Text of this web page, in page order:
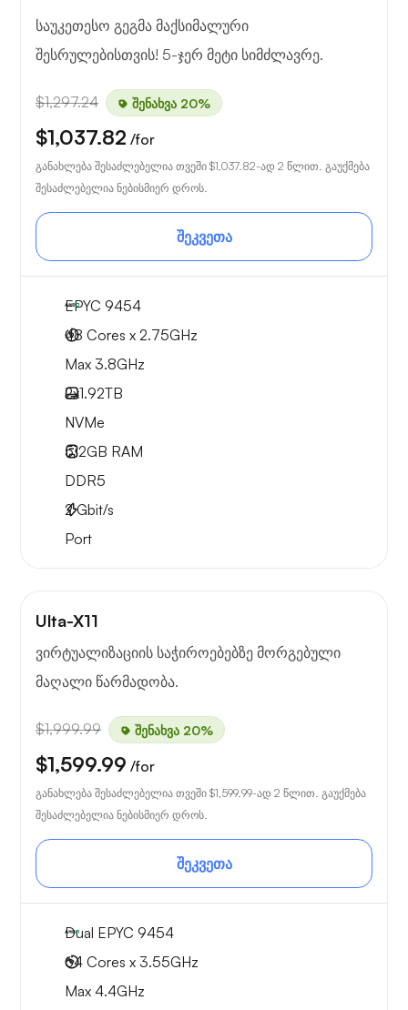
საუკეთესო გეგმა მაქსიმალური
შესრულებისთვის! 5-ჯერ მეტი სიმძლავრე.
$1,297.24 შენახვა 20%
$1,037.82 /for
განახლება შესაძლებელია თვეში $1,037.82-ად 2 წლით. გაუქმება
შესაძლებელია ნებისმიერ დროს.
შეკვეთა
EPYC 9454
48 Cores x 2.75GHz
Max 3.8GHz
2x1.92TB
NVMe
512GB RAM
DDR5
2Gbit/s
Port
Ulta-X11
ვირტუალიზაციის საჭიროებებზე მორგებული
მაღალი წარმადობა.
$1,999.99 შენახვა 20%
$1,599.99 /for
განახლება შესაძლებელია თვეში $1,599.99-ად 2 წლით. გაუქმება
შესაძლებელია ნებისმიერ დროს.
შეკვეთა
Dual EPYC 9454
64 Cores x 3.55GHz
Max 4.4GHz